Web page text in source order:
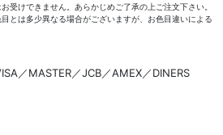
受けできません。あらかじめご了承の上ご注文下さい。
とは多少異なる場合がございますが、お色目違いによる
／MASTER／JCB／AMEX／DINERS